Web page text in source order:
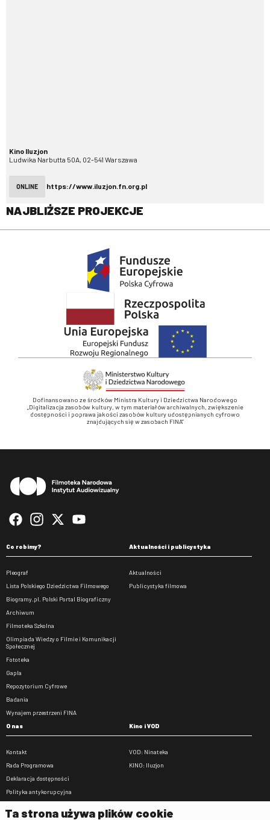
Kino Iluzjon
Ludwika Narbutta 50A, 02-541 Warszawa
ONLINE https://www.iluzjon.fn.org.pl
NAJBLIŻSZE PROJEKCJE
Dofinansowano ze środków Ministra Kultury i Dziedzictwa Narodowego
„Digitalizacja zasobów kultury, w tym materiałów archiwalnych, zwiększenie
dostępności i poprawa jakości zasobów kultury udostępnianych cyfrowo
znajdujących się w zasobach FINA”
Co robimy?
Pleograf
Lista Polskiego Dziedzictwa Filmowego
Biogramy.pl. Polski Portal Biograficzny
Archiwum
Filmoteka Szkolna
Olimpiada Wiedzy o Filmie i Komunikacji
Społecznej
Fototeka
Gapla
Repozytorium Cyfrowe
Badania
Wynajem przestrzeni FINA
Aktualności i publicystyka
Aktualności
Publicystyka filmowa
O nas
Kontakt
Rada Programowa
Deklaracja dostępności
Polityka antykorupcyjna
Zamówienia publiczne
Kino i VOD
VOD: Ninateka
KINO: Iluzjon
Ta strona używa plików cookie